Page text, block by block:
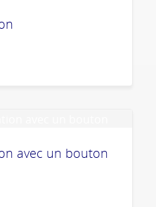
avec un bouton